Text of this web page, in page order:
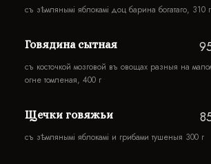
съ зѣмлянымi яблокамi доц барина богатаго, 310 г
Говядина сытная
съ косточкой мозговой въ овощах разныя на
огне томленая, 400 г
Щечки говяжьи
съ зѣмлянымi яблокамi и грибами тушеныя 300 г